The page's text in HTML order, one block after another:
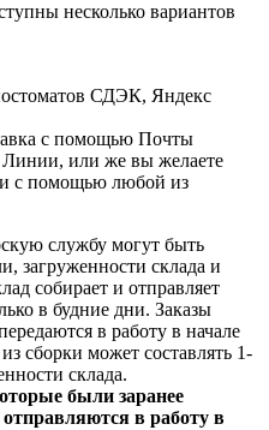
несколько вариантов
СДЭК, Яндекс
с помощью Почты
или же вы желаете
с помощью любой из
службу могут быть
загруженности склада и
собирает и отправляет
в будние дни. Заказы
в работу в начале
сборки может составлять 1-
склада.
были заранее
в работу в